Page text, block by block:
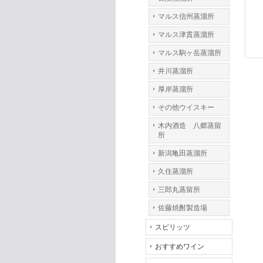
マルス信州蒸溜所
マルス津貫蒸溜所
マルス駒ヶ岳蒸溜所
井川蒸溜所
厚岸蒸溜所
その他ウイスキー
木内酒造 八郷蒸留
所
新潟亀田蒸溜所
久住蒸溜所
三郎丸蒸留所
佐藤焼酎製造場
スピリッツ
おすすめワイン